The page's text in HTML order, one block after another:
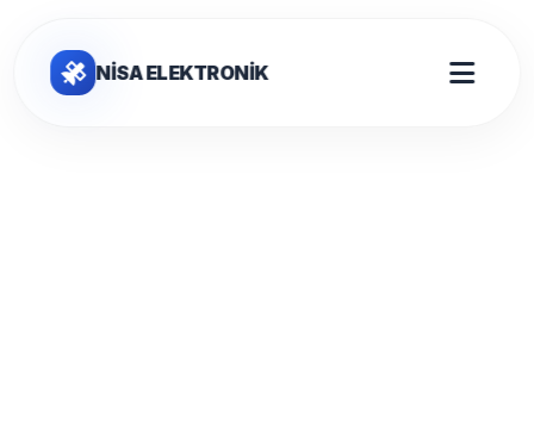
NİSA ELEKTRONİK